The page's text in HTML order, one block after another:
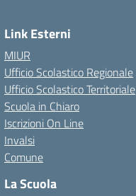
Link Esterni
MIUR
Ufficio Scolastico Regionale
Ufficio Scolastico Territoriale
Scuola in Chiaro
Iscrizioni On Line
Invalsi
Comune
La Scuola